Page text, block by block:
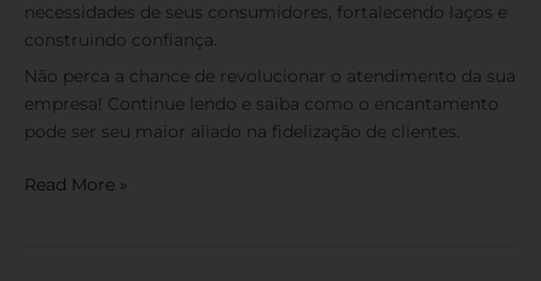
necessidades de seus consumidores, fortalecendo laços e
construindo confiança.
Não perca a chance de revolucionar o atendimento da sua
empresa! Continue lendo e saiba como o encantamento
pode ser seu maior aliado na fidelização de clientes.
Read More »